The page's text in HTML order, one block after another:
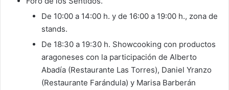
De 10:00 a 14:00 h. y de 16:00 a 19:00 h., zona de
stands.
De 18:30 a 19:30 h. Showcooking con productos
aragoneses con la participación de Alberto
Abadía (Restaurante Las Torres), Daniel Yranzo
(Restaurante Farándula) y Marisa Barberán